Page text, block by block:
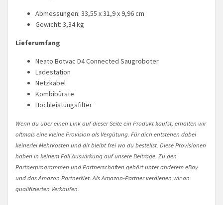
Abmessungen: 33,55 x 31,9 x 9,96 cm
Gewicht: 3,34 kg
Lieferumfang
Neato Botvac D4 Connected Saugroboter
Ladestation
Netzkabel
Kombibürste
Hochleistungsfilter
Wenn du über einen Link auf dieser Seite ein Produkt kaufst, erhalten wir
oftmals eine kleine Provision als Vergütung. Für dich entstehen dabei
keinerlei Mehrkosten und dir bleibt frei wo du bestellst. Diese Provisionen
haben in keinem Fall Auswirkung auf unsere Beiträge. Zu den
Partnerprogrammen und Partnerschaften gehört unter anderem eBay
und das Amazon PartnerNet. Als Amazon-Partner verdienen wir an
qualifizierten Verkäufen.